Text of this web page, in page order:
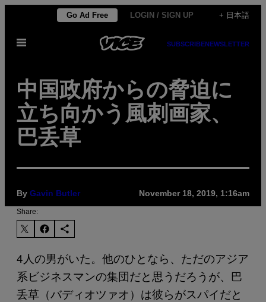
content
Go Ad Free LOGIN / SIGN UP + 日本語
Open
SUBSCRIBENEWSLETTER
中国政府からの脅迫に
立ち向かう風刺画家、
巴丢草
By Gavin Butler November 18, 2019, 1:16am
Share:
4人の男がいた。他のひとなら、ただのアジア
系ビジネスマンの集団だと思うだろうが、巴
丢草（バディオツァオ）は彼らがスパイだと